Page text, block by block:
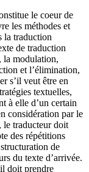
le coeur de
les méthodes et
la traduction
de traduction
la modulation,
et l’élimination,
s’il veut être en
textuelles,
à elle d’un certain
considération par le
le traducteur doit
des répétitions
de
du texte d’arrivée.
doit prendre